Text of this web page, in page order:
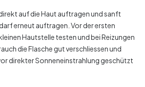
auf die Haut auftragen und sanft
erneut auftragen. Vor der ersten
Hautstelle testen und bei Reizungen
die Flasche gut verschliessen und
direkter Sonneneinstrahlung geschützt